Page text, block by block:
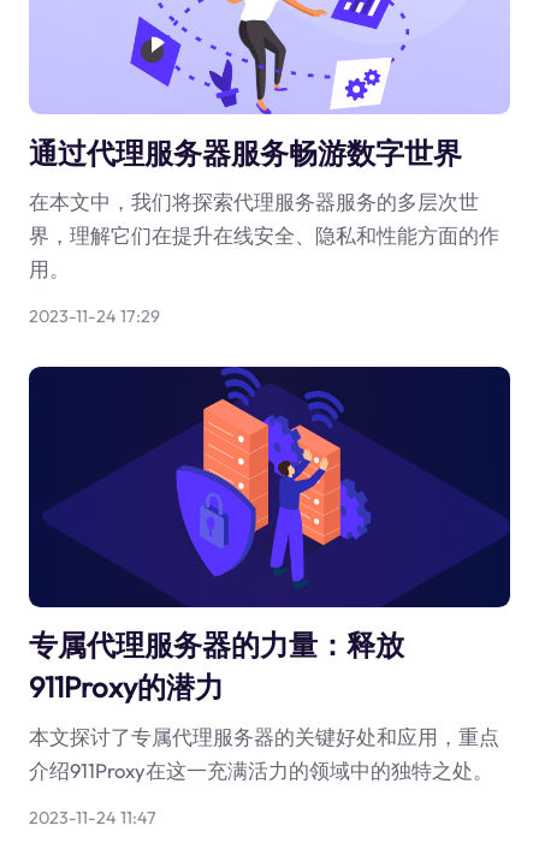
通过代理服务器服务畅游数字世界
在本文中，我们将探索代理服务器服务的多层次世
界，理解它们在提升在线安全、隐私和性能方面的作
用。
2023-11-24 17:29
专属代理服务器的力量：释放
911Proxy的潜力
本文探讨了专属代理服务器的关键好处和应用，重点
介绍911Proxy在这一充满活力的领域中的独特之处。
2023-11-24 11:47